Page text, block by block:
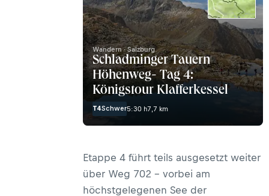
Wandern · Salzburg
Schladminger Tauern
Höhenweg- Tag 4:
Königstour Klafferkessel
T4Schwer5:30 h7,7 km
Etappe 4 führt teils ausgesetzt weiter
über Weg 702 – vorbei am
höchstgelegenen See der